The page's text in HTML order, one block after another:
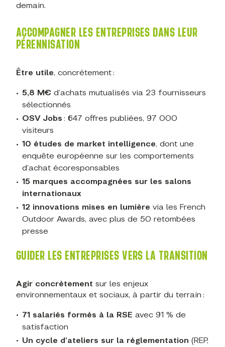
demain.
ACCOMPAGNER LES ENTREPRISES DANS LEUR
PÉRENNISATION
Être utile, concrètement :
5,8 M€ d’achats mutualisés via 23 fournisseurs
sélectionnés
OSV Jobs : 647 offres publiées, 97 000
visiteurs
10 études de market intelligence, dont une
enquête européenne sur les comportements
d’achat écoresponsables
15 marques accompagnées sur les salons
internationaux
12 innovations mises en lumière via les French
Outdoor Awards, avec plus de 50 retombées
presse
GUIDER LES ENTREPRISES VERS LA TRANSITION
Agir concrètement sur les enjeux
environnementaux et sociaux, à partir du terrain :
71 salariés formés à la RSE avec 91 % de
satisfaction
Un cycle d’ateliers sur la réglementation (REP,